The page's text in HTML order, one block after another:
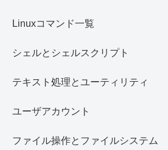
Linuxコマンド一覧
シェルとシェルスクリプト
テキスト処理とユーティリティ
ユーザアカウント
ファイル操作とファイルシステム